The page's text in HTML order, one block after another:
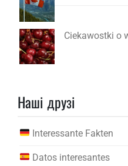
Ciekawostki o
Наші друзі
Interessante Fakten
Datos interesantes